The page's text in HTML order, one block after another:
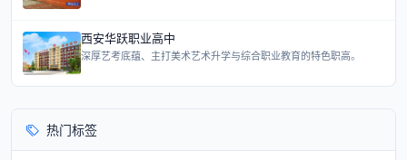
西安华跃职业高中
深厚艺考底蕴、主打美术艺术升学与综合职业教育的特色职高。
热门标签